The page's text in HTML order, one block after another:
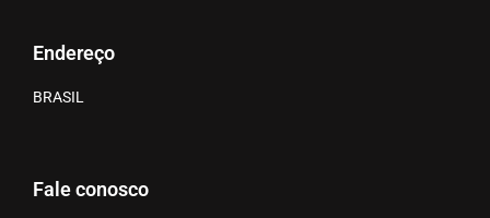
Endereço
BRASIL
Fale conosco